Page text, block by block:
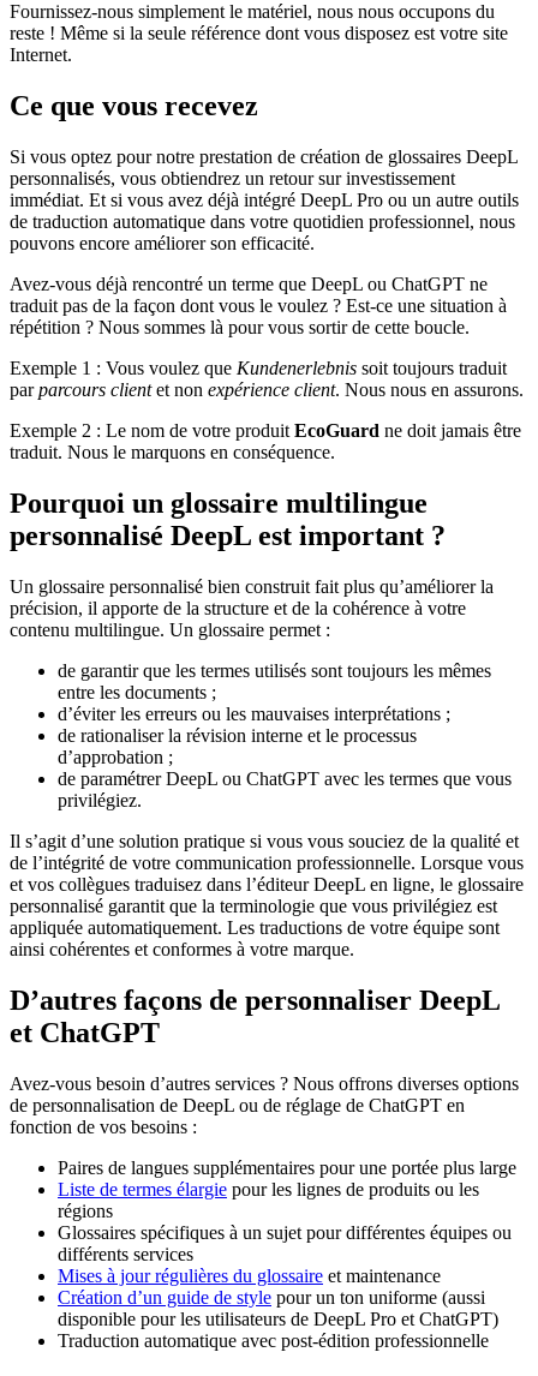
Fournissez-nous simplement le matériel, nous nous occupons du
reste ! Même si la seule référence dont vous disposez est votre site
Internet.
Ce que vous recevez
Si vous optez pour notre prestation de création de glossaires DeepL
personnalisés, vous obtiendrez un retour sur investissement
immédiat. Et si vous avez déjà intégré DeepL Pro ou un autre outils
de traduction automatique dans votre quotidien professionnel, nous
pouvons encore améliorer son efficacité.
Avez-vous déjà rencontré un terme que DeepL ou ChatGPT ne
traduit pas de la façon dont vous le voulez ? Est-ce une situation à
répétition ? Nous sommes là pour vous sortir de cette boucle.
Exemple 1 : Vous voulez que Kundenerlebnis soit toujours traduit
parparcours clientet non expérience client. Nous nous en assurons.
Exemple 2 : Le nom de votre produit EcoGuard ne doit jamais être
traduit. Nous le marquons en conséquence.
Pourquoi un glossaire multilingue
personnalisé DeepL est important ?
Un glossaire personnalisé bien construit fait plus qu’améliorer la
précision, il apporte de la structure et de la cohérence à votre
contenu multilingue. Un glossaire permet :
de garantir que les termes utilisés sont toujours les mêmes
entre les documents ;
d’éviter les erreurs ou les mauvaises interprétations ;
de rationaliser la révision interne et le processus
d’approbation ;
de paramétrer DeepL ou ChatGPT avec les termes que vous
privilégiez.
Il s’agit d’une solution pratique si vous vous souciez de la qualité et
de l’intégrité de votre communication professionnelle. Lorsque vous
et vos collègues traduisez dans l’éditeur DeepL en ligne, le glossaire
personnalisé garantit que la terminologie que vous privilégiez est
appliquée automatiquement. Les traductions de votre équipe sont
ainsi cohérentes et conformes à votre marque.
D’autres façons de personnaliser DeepL
et ChatGPT
Avez-vous besoin d’autres services ? Nous offrons diverses options
de personnalisation de DeepL ou de réglage de ChatGPT en
fonction de vos besoins :
Paires de langues supplémentaires pour une portée plus large
Liste de termes élargie pour les lignes de produits ou les
régions
Glossaires spécifiques à un sujet pour différentes équipes ou
différents services
Mises à jour régulières du glossaire et maintenance
Création d’un guide de style pour un ton uniforme (aussi
disponible pour les utilisateurs de DeepL Pro et ChatGPT)
Traduction automatique avec post-édition professionnelle